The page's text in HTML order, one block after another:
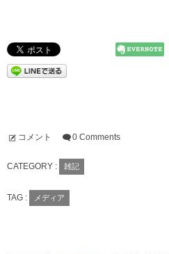
コメント 0 Comments
CATEGORY : 雑記
TAG : メディア